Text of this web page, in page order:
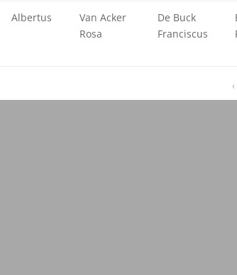
Albertus
Van Acker
Rosa
De Buck
Franciscus
‹